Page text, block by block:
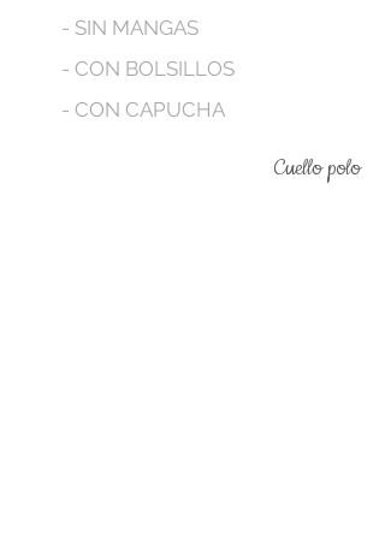
- SIN MANGAS
- CON BOLSILLOS
- CON CAPUCHA
Cuello polo